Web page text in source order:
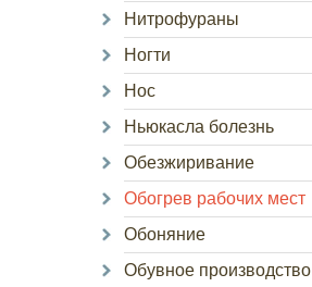
Нитрофураны
Ногти
Нос
Ньюкасла болезнь
Обезжиривание
Обогрев рабочих мест
Обоняние
Обувное производство